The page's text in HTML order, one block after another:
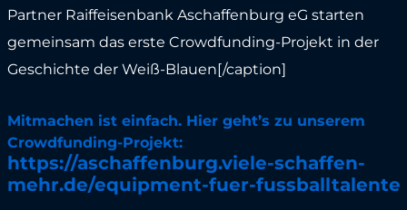
Partner Raiffeisenbank Aschaffenburg eG starten
gemeinsam das erste Crowdfunding-Projekt in der
Geschichte der Weiß-Blauen[/caption]
Mitmachen ist einfach. Hier geht’s zu unserem
Crowdfunding-Projekt:
https://aschaffenburg.viele-schaffen-
mehr.de/equipment-fuer-fussballtalente